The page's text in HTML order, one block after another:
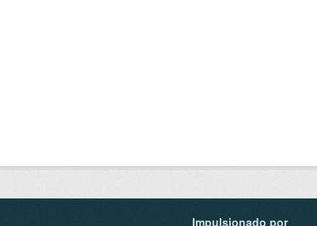
Impulsionado por